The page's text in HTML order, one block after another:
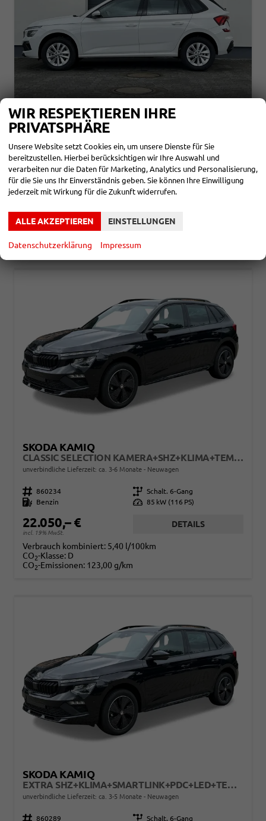
SKODA KAMIQ
SELECTION 1,0 TSI 70KW
unverbindliche Lieferzeit: 4 Monate
Leistung 70 kW (95 PS)
21.580,– € DETAILS
Verbrauch kombiniert:
5,40 l/100km
CO2-Klasse:D
SKODA KAMIQ
CLASSIC SELECTION KAMERA+SHZ+KLIMA+TEMPOMAT+LED+16" LM
unverbindliche Lieferzeit: ca. 3-6 Monate Neuwagen
Fahrzeugnr. 860234 Getriebe Schalt. 6-Gang
Kraftstoff
Benzin Leistung 85 kW (116 PS)
22.050,– €
incl. 19% MwSt.
DETAILS
Verbrauch kombiniert: 5,40 l/100km
CO2-Klasse: D
CO2-Emissionen: 123,00 g/km
SKODA KAMIQ
EXTRA SHZ+KLIMA+SMARTLINK+PDC+LED+TEMPOMAT
unverbindliche Lieferzeit: ca. 3-5 Monate Neuwagen
Fahrzeugnr. 860289 Getriebe Schalt. 6-Gang
WIR RESPEKTIEREN IHRE
PRIVATSPHÄRE
Unsere Website setzt Cookies ein, um unsere Dienste für Sie
bereitzustellen. Hierbei berücksichtigen wir Ihre Auswahl und
verarbeiten nur die Daten für Marketing, Analytics und Personalisierung,
für die Sie uns Ihr Einverständnis geben. Sie können Ihre Einwilligung
jederzeit mit Wirkung für die Zukunft widerrufen.
ALLE AKZEPTIEREN EINSTELLUNGEN
Datenschutzerklärung Impressum